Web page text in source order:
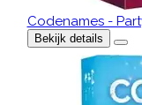
Codenames -
Bekijk details